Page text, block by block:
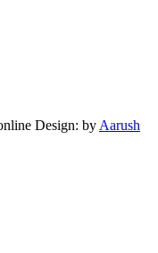
Design: byAarush